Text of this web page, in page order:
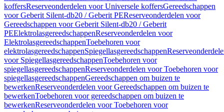
koffersReserveonderdelen voor Universele koffersGereedschappen
voor Geberit Silent-db20 / Geberit PEReserveonderdelen voor
Gereedschappen voor Geberit Silent-db20 / Geberit
PEElektrolasgereedschappenReserveonderdelen voor
ElektrolasgereedschappenToebehoren voor
elektrolasgereedschappenSpiegellasgereedschappen
voor SpiegellasgereedschappenToebehoren voor
spiegellasgereedschappenReserveonderdelen voor Toebehoren voor
spiegellasgereedschappenGereedschappen om buizen te
bewerkenReserveonderdelen voor Gereedschappen om buizen te
bewerkenToebehoren voor gereedschappen om buizen te
bewerkenReserveonderdelen voor Toebehoren voor